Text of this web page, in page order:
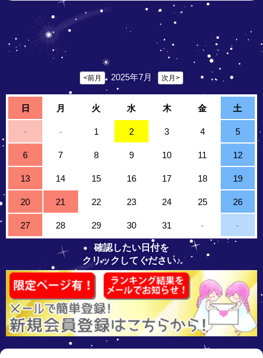
<前月 2025年7月 次月>
日 月 火 水 木 金 土
- - 1 2 3 4 5
6 7 8 9 10 11 12
13 14 15 16 17 18 19
20 21 22 23 24 25 26
27 28 29 30 31 - -
確認したい日付を
クリックしてください♪